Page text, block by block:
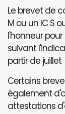
Le brevet de
M ou un IC S
l'honneur
suivant
partir de juillet
Certains
également
attestations